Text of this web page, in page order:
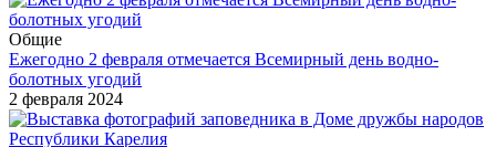
Общие
Ежегодно 2 февраля отмечается Всемирный день водно-
болотных угодий
2 февраля 2024